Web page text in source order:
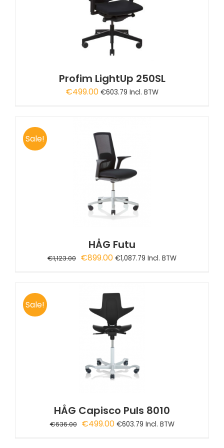
Profim LightUp 250SL
€499.00 €603.79 Incl. BTW
Sale!
HÅG Futu
€1,123.00 Oorspronkelijke
€1,123.00.
€899.00Huidige
€899.00.
€1,087.79 Incl. BTW
Sale!
HÅG Capisco Puls 8010
€636.00 Oorspronkelijke
€499.00Huidige
€603.79 Incl. BTW